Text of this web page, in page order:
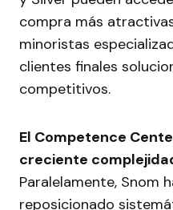
compra más
minoristas
clientes finales
competitivos.
El Competence
creciente
Paralelamente, Snom
reposicionado